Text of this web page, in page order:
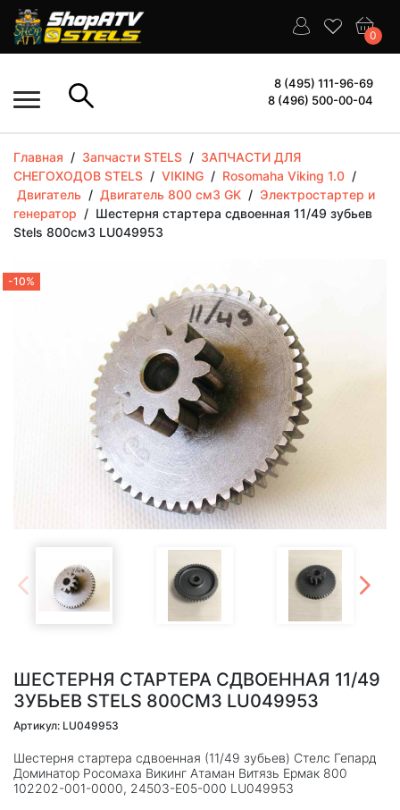
0
8 (495) 111-96-69
8 (496) 500-00-04
Главная / Запчасти STELS / ЗАПЧАСТИ ДЛЯ
СНЕГОХОДОВ STELS / VIKING / Rosomaha Viking 1.0 /
Двигатель / Двигатель 800 см3 GK / Электростартер и
генератор / Шестерня стартера сдвоенная 11/49 зубьев
Stels 800см3 LU049953
-10%
ШЕСТЕРНЯ СТАРТЕРА СДВОЕННАЯ 11/49
ЗУБЬЕВ STELS 800СМ3 LU049953
Артикул: LU049953
Шестерня стартера сдвоенная (11/49 зубьев) Стелс Гепард
Доминатор Росомаха Викинг Атаман Витязь Ермак 800
102202-001-0000, 24503-E05-000 LU049953